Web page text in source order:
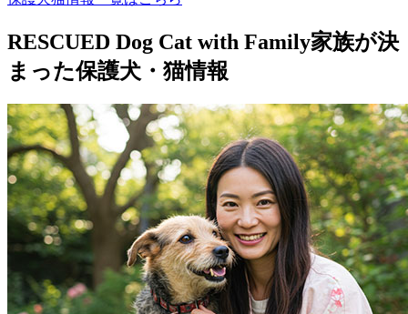
RESCUED Dog Cat with Family家族が決
まった保護犬・猫情報